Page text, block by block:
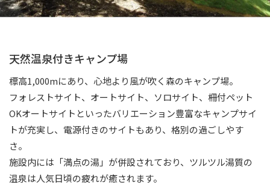
天然温泉付きキャンプ場
標高1,000mにあり、心地より風が吹く森のキャンプ場。
フォレストサイト、オートサイト、ソロサイト、柵付ペット
OKオートサイトといったバリエーション豊富なキャンプサイ
トが充実し、電源付きのサイトもあり、格別の過ごしやす
さ。
施設内には「満点の湯」が併設されており、ツルツル湯質の
温泉は人気日頃の疲れが癒されます。